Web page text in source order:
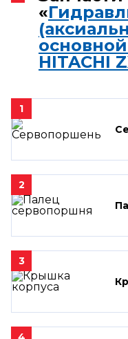
«
HITACHI
1
2
3